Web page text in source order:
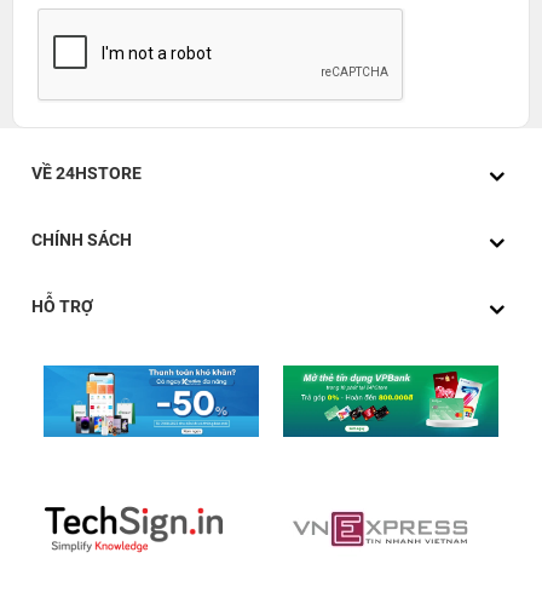
VỀ 24HSTORE
CHÍNH SÁCH
HỖ TRỢ